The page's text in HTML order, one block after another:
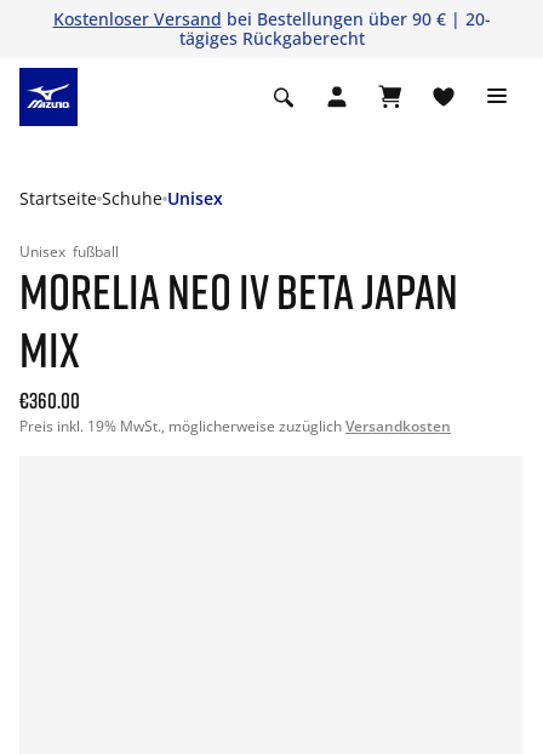
Kostenloser Versand bei Bestellungen über 90 € | 20-
tägiges Rückgaberecht
Startseite Schuhe Unisex
Unisex fußball
MORELIA NEO IV BETA JAPAN
MIX
€360.00
Preis inkl. 19% MwSt., möglicherweise zuzüglichVersandkosten